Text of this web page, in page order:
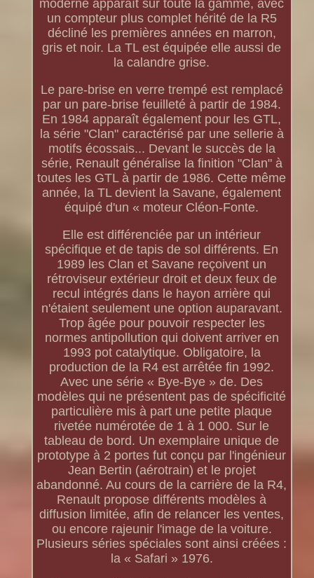
moderne apparaît sur toute la gamme, avec
un compteur plus complet hérité de la R5
décliné les premières années en marron,
gris et noir. La TL est équipée elle aussi de
la calandre grise.
Le pare-brise en verre trempé est remplacé
par un pare-brise feuilleté à partir de 1984.
En 1984 apparaît également pour les GTL,
la série "Clan" caractérisé par une sellerie à
motifs écossais... Devant le succès de la
série, Renault généralise la finition "Clan" à
toutes les GTL à partir de 1986. Cette même
année, la TL devient la Savane, également
équipé d'un « moteur Cléon-Fonte.
Elle est différenciée par un intérieur
spécifique et de tapis de sol différents. En
1989 les Clan et Savane reçoivent un
rétroviseur extérieur droit et deux feux de
recul intégrés dans le hayon arrière qui
n'étaient seulement une option auparavant.
Trop âgée pour pouvoir respecter les
normes antipollution qui doivent arriver en
1993 pot catalytique. Obligatoire, la
production de la R4 est arrêtée fin 1992.
Avec une série « Bye-Bye » de. Des
modèles qui ne présentent pas de spécificité
particulière mis à part une petite plaque
rivetée numérotée de 1 à 1 000. Sur le
tableau de bord. Un exemplaire unique de
prototype à 2 portes fut conçu par l'ingénieur
Jean Bertin (aérotrain) et le projet
abandonné. Au cours de la carrière de la R4,
Renault propose différents modèles à
diffusion limitée, afin de relancer les ventes,
ou encore rajeunir l'image de la voiture.
Plusieurs séries spéciales sont ainsi créées :
la « Safari » 1976.